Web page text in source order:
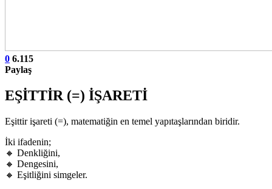
0 6.115
Paylaş
EŞİTTİR (=) İŞARETİ
Eşittir işareti (=), matematiğin en temel yapıtaşlarından biridir.
İki ifadenin;
🔸 Denkliğini,
🔸 Dengesini,
🔸 Eşitliğini simgeler.